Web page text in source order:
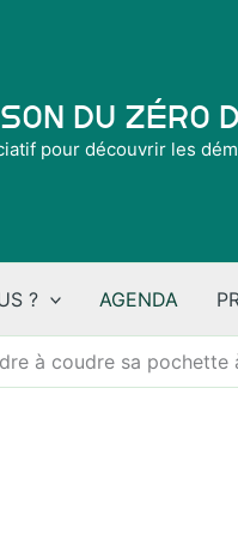
du Zéro
pour découvrir les
? AGENDA
à coudre sa pochette